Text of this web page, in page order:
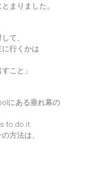
まりました。
て、
行くかは
こと」
にある垂れ幕の
to do it.
方法は、